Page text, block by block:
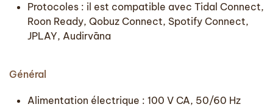
Protocoles : il est compatible avec Tidal Connect,
Roon Ready, Qobuz Connect, Spotify Connect,
JPLAY, Audirvāna
Général
Alimentation électrique : 100 V CA, 50/60 Hz